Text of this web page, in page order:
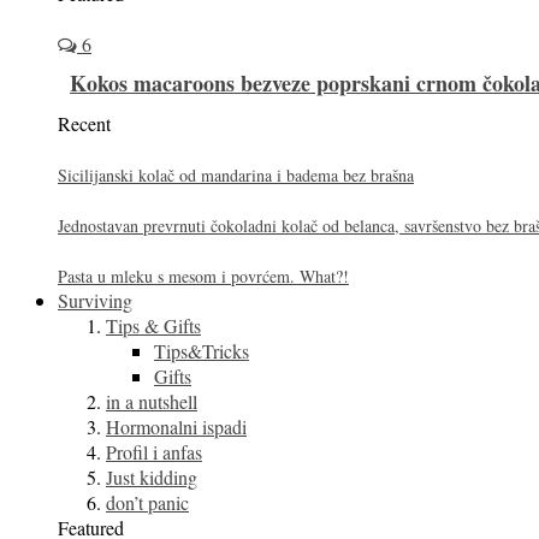
6
Kokos macaroons bezveze poprskani crnom
Recent
Sicilijanski kolač od mandarina i badema bez brašna
Jednostavan prevrnuti čokoladni kolač od belanca, savršenstvo bez
Pasta u mleku s mesom i povrćem. What?!
Surviving
Tips & Gifts
Tips&Tricks
Gifts
in a nutshell
Hormonalni ispadi
Profil i anfas
Just kidding
don’t panic
Featured